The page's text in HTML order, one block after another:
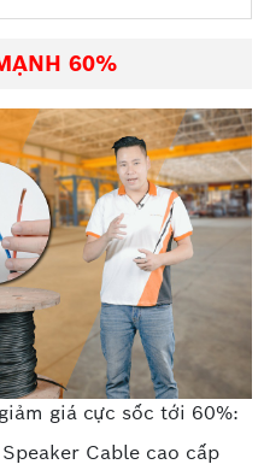
báo giá và những tư
của quý khách. Hotline:
60%
giảm giá cực sốc tới 60%:
Cable cao cấp